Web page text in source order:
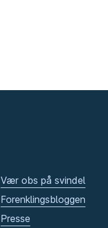
Vær obs på svindel
Forenklingsbloggen
Presse